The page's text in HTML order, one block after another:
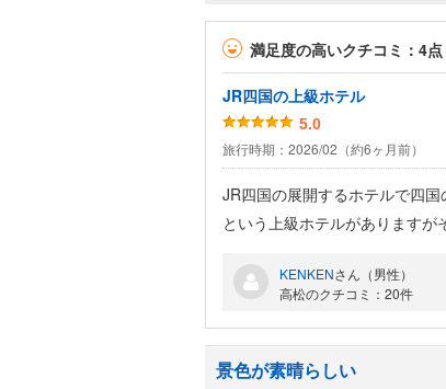
満足度の高いクチコミ：4点
JR四国の上級ホテル
5.0
旅行時期：2026/02（約6ヶ月前）
JR四国の展開するホテルで四
という上級ホテルがあります
いう問題ありますが、駅から
KENKENさん（男性）
高松のクチコミ：20件
景色が素晴らしい